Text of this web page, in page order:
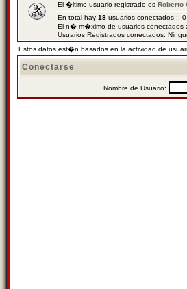
El �ltimo usuario registrado es Roberto
En total hay 18 usuarios conectados ::
El n� m�ximo de usuarios conectados
Usuarios Registrados conectados:
Estos datos est�n basados en la actividad de
Conectarse
Nombre de Usuario: